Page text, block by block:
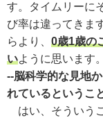
す。タイムリーに
び率は違ってきま
らより、 0歳1歳の
いように思います。
--脳科学的な見地
れているというこ
はい、そういう